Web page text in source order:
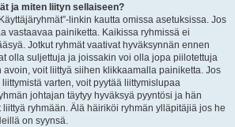
ja miten liityn sellaiseen?
linkin kautta omissa asetuksissa. Jos
vastaavaa painiketta. Kaikissa ryhmissä ei
Jotkut ryhmät vaativat hyväksynnän ennen
olla suljettuja ja joissakin voi olla jopa piilotettuja
avoin, voit liittyä siihen klikkaamalla painiketta. Jos
varten, voit pyytää liittymislupaa
johtajan täytyy hyväksyä pyyntösi ja hän
ryhmään. Älä häiriköi ryhmän ylläpitäjiä jos he
on syynsä.